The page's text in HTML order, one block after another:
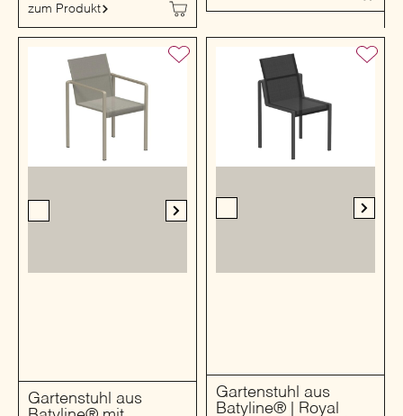
zum Produkt
Gartenstuhl aus
Gartenstuhl aus
Batyline® | Royal